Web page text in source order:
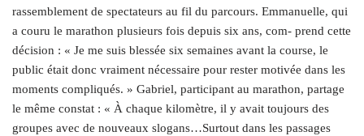
rassemblement de spectateurs au fil du parcours. Emmanuelle, qui
a couru le marathon plusieurs fois depuis six ans, com- prend cette
décision : « Je me suis blessée six semaines avant la course, le
public était donc vraiment nécessaire pour rester motivée dans les
moments compliqués. » Gabriel, participant au marathon, partage
le même constat : « À chaque kilomètre, il y avait toujours des
groupes avec de nouveaux slogans…Surtout dans les passages